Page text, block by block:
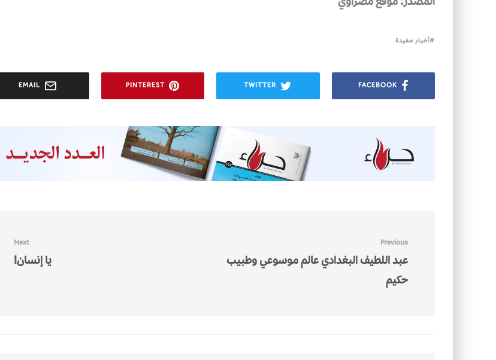
أخبار مفيدة
FACEBOOK
TWITTER
PINTEREST
EMAIL
Previous
عبد اللطيف البغدادي عالم موسوعي وطبيب
حكيم
Next
يا إنسان!